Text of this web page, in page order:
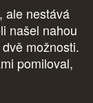
ale nestává
našel nahou
možnosti.
pomiloval,